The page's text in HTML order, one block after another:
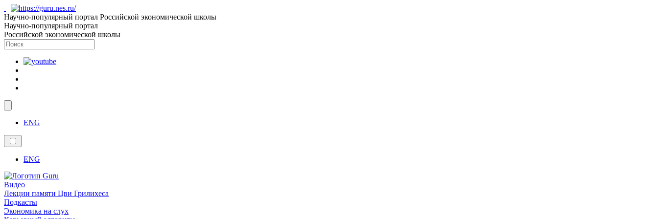
Научно-популярный портал Российской экономической школы
Научно-популярный портал
Российской экономической школы
ENG
ENG
Видео
Лекции памяти Цви Грилихеса
Подкасты
Экономика на слух